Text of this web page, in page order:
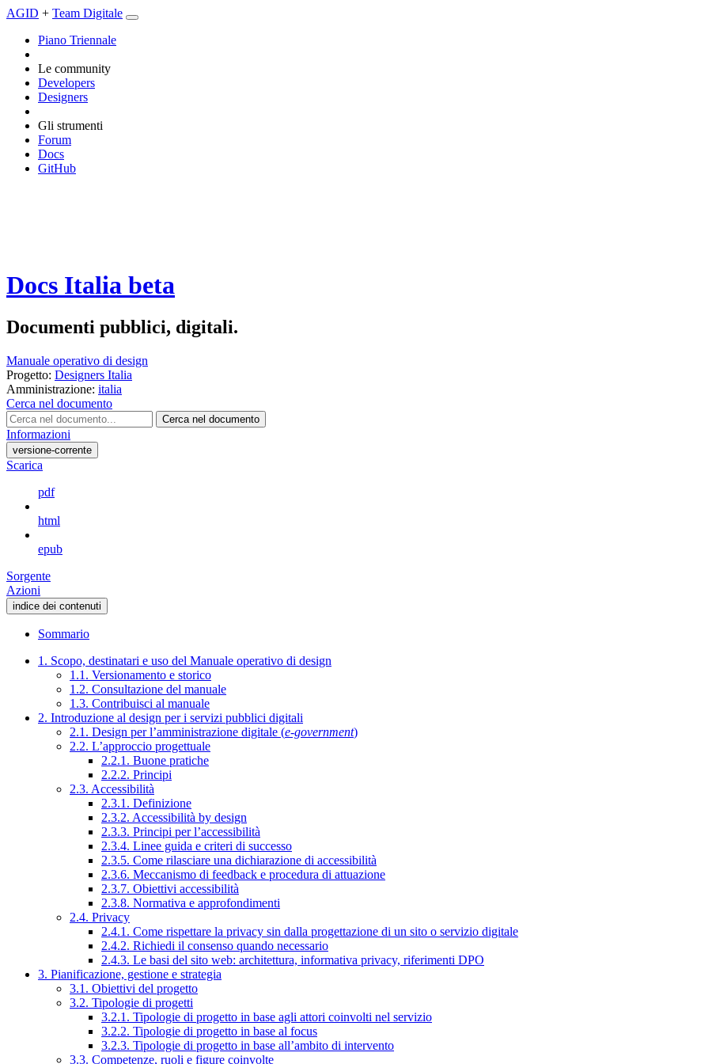
AGID + Team Digitale
Piano Triennale
Le community
Developers
Designers
Gli strumenti
Forum
Docs
GitHub
Docs Italia beta
Documenti pubblici, digitali.
Manuale operativo di design
Progetto: Designers Italia
Amministrazione: italia
Cerca nel documento
Cerca nel documento
Informazioni
versione-corrente
Scarica
pdf
html
epub
Sorgente
Azioni
indice dei contenuti
Sommario
1. Scopo, destinatari e uso del Manuale operativo di design
1.1. Versionamento e storico
1.2. Consultazione del manuale
1.3. Contribuisci al manuale
2. Introduzione al design per i servizi pubblici digitali
2.1. Design per l’amministrazione digitale (e-government)
2.2. L’approccio progettuale
2.2.1. Buone pratiche
2.2.2. Principi
2.3. Accessibilità
2.3.1. Definizione
2.3.2. Accessibilità by design
2.3.3. Principi per l’accessibilità
2.3.4. Linee guida e criteri di successo
2.3.5. Come rilasciare una dichiarazione di accessibilità
2.3.6. Meccanismo di feedback e procedura di attuazione
2.3.7. Obiettivi accessibilità
2.3.8. Normativa e approfondimenti
2.4. Privacy
2.4.1. Come rispettare la privacy sin dalla progettazione di un sito o servizio digitale
2.4.2. Richiedi il consenso quando necessario
2.4.3. Le basi del sito web: architettura, informativa privacy, riferimenti DPO
3. Pianificazione, gestione e strategia
3.1. Obiettivi del progetto
3.2. Tipologie di progetti
3.2.1. Tipologie di progetto in base agli attori coinvolti nel servizio
3.2.2. Tipologie di progetto in base al focus
3.2.3. Tipologie di progetto in base all’ambito di intervento
3.3. Competenze, ruoli e figure coinvolte